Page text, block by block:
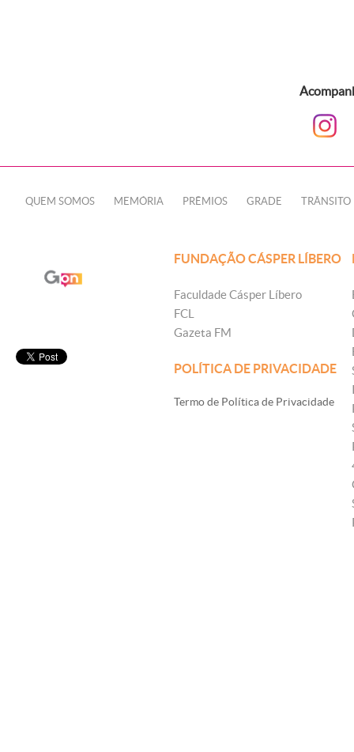
QUEM SOMOS MEMÓRIA PRÊMIOS GRADE TRÂNSITO
FUNDAÇÃO CÁSPER LÍBERO
Faculdade Cásper Líbero
FCL
Gazeta FM
POLÍTICA DE PRIVACIDADE
Termo de Política de Privacidade